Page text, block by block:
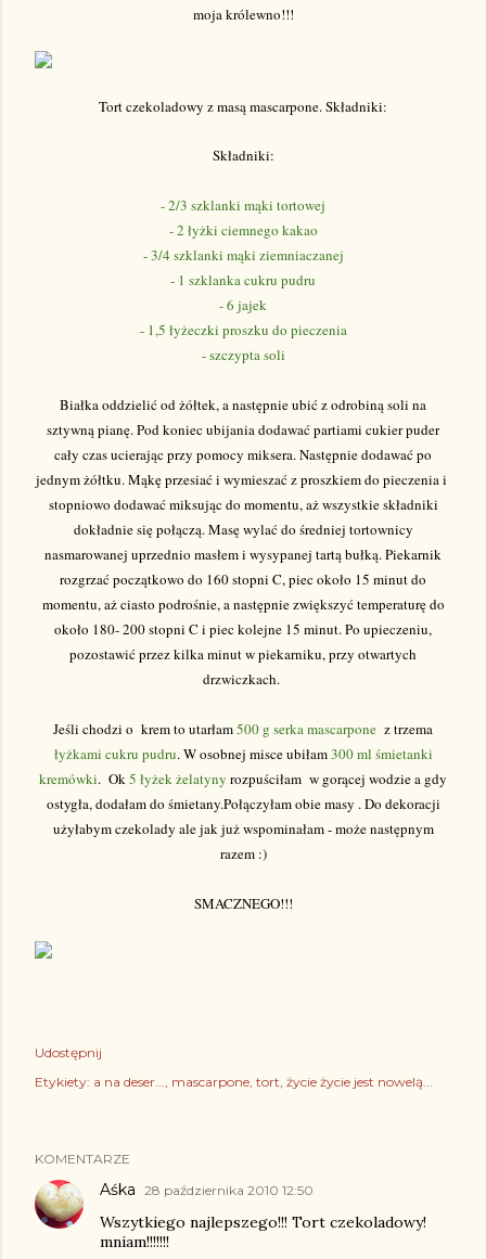
moja królewno!!!
Tort czekoladowy z masą mascarpone. Składniki:
Składniki:
- 2/3 szklanki mąki tortowej
- 2 łyżki ciemnego kakao
- 3/4 szklanki mąki ziemniaczanej
- 1 szklanka cukru pudru
- 6 jajek
- 1,5 łyżeczki proszku do pieczenia
- szczypta soli
Białka oddzielić od żółtek, a następnie ubić z odrobiną soli na
sztywną pianę. Pod koniec ubijania dodawać partiami cukier puder
cały czas ucierając przy pomocy miksera. Następnie dodawać po
jednym żółtku. Mąkę przesiać i wymieszać z proszkiem do pieczenia i
stopniowo dodawać miksując do momentu, aż wszystkie składniki
dokładnie się połączą. Masę wylać do średniej tortownicy
nasmarowanej uprzednio masłem i wysypanej tartą bułką. Piekarnik
rozgrzać początkowo do 160 stopni C, piec około 15 minut do
momentu, aż ciasto podrośnie, a następnie zwiększyć temperaturę do
około 180- 200 stopni C i piec kolejne 15 minut. Po upieczeniu,
pozostawić przez kilka minut w piekarniku, przy otwartych
drzwiczkach.
Jeśli chodzi o krem to utarłam500 g serka mascarpone z trzema
łyżkami cukru pudru. W osobnej misce ubiłam300 ml śmietanki
kremówki. Ok5 łyżek żelatyny rozpuściłam w gorącej wodzie a gdy
ostygła, dodałam do śmietany.Połączyłam obie masy . Do dekoracji
użyłabym czekolady ale jak już wspominałam - może następnym
razem :)
SMACZNEGO!!!
Udostępnij
Etykiety: a na deser... mascarpone tort życie życie jest nowelą...
KOMENTARZE
Aśka 28 października 2010 12:50
Wszytkiego najlepszego!!! Tort czekoladowy!
mniam!!!!!!!